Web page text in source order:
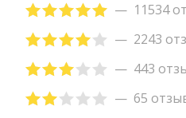
11534
2243
443
65